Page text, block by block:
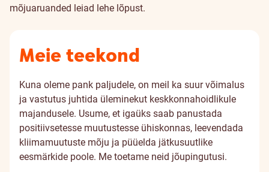
mõjuaruanded leiad lehe lõpust.
Meie teekond
Kuna oleme pank paljudele, on meil ka suur võimalus
ja vastutus juhtida üleminekut keskkonnahoidlikule
majandusele. Usume, et igaüks saab panustada
positiivsetesse muutustesse ühiskonnas, leevendada
kliimamuutuste mõju ja püüelda jätkusuutlike
eesmärkide poole. Me toetame neid jõupingutusi.